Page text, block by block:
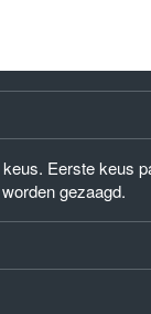
Eerste keus
gezaagd.